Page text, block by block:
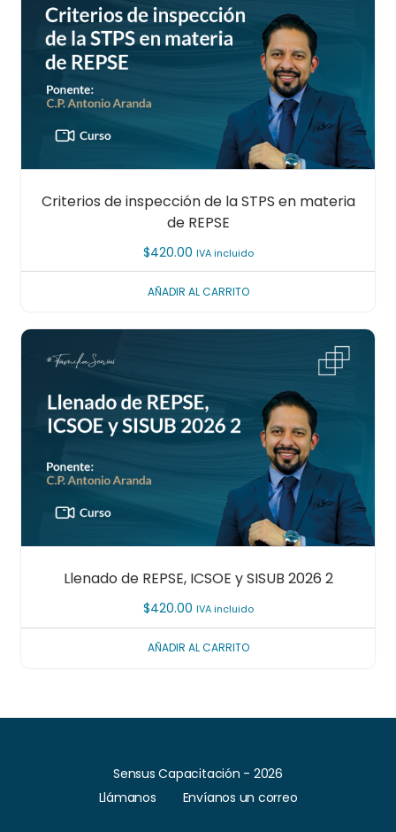
Criterios de inspección de la STPS en materia
de REPSE
$420.00 IVA incluido
AÑADIR AL CARRITO
Llenado de REPSE, ICSOE y SISUB 2026 2
$420.00 IVA incluido
AÑADIR AL CARRITO
Sensus Capacitación - 2026
Llámanos
Envíanos un correo